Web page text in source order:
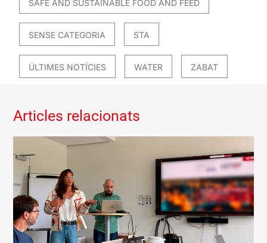
SAFE AND SUSTAINABLE FOOD AND FEED
SENSE CATEGORIA STA
ÚLTIMES NOTÍCIES WATER ZABAT
Articles relacionats